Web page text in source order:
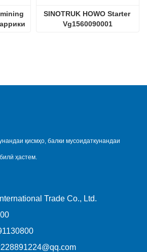
SINOTRUK HOWO Starter
Vg1560090001
қисмҳо, балки мусоидаткунандаи
ҳастем.
Trade Co., Ltd.
228891224@qq.com